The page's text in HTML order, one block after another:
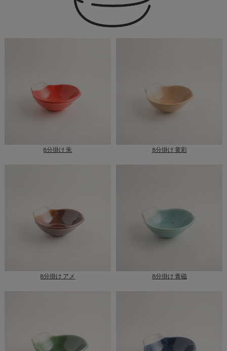
8分掛け 朱 8分掛け 黄彩
8分掛け アメ 8分掛け 青磁